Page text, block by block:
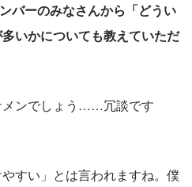
バーのみなさんから「どうい
いかについても教えていただ
メンでしょう……冗談です
すい」とは言われますね。僕